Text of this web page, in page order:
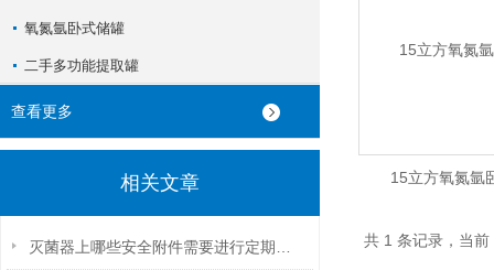
氧氮氩卧式储罐
二手多功能提取罐
查看更多
相关文章 15立方氧氮氩
共 1 条记录，当